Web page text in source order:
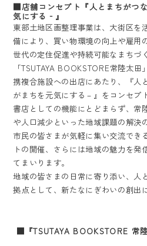
■店舗コンセプト『人とまちがつ
気にする‐』
東部土地区画整理事業は、大街区を
備により、買い物環境の向上や雇用
世代の定住促進や持続可能なまちづ
「TSUTAYA BOOKSTORE常陸太
携複合施設への出店にあたり、『人
がまちを元気にする－』をコンセプ
書店としての機能にとどまらず、常
や人口減少といった地域課題の解決
市民の皆さまが気軽に集い交流でき
トの開催、さらには地域の魅力を発
てまいります。
地域の皆さまの日常に寄り添い、人
拠点として、新たなにぎわいの創出
■『TSUTAYA BOOKSTORE 常